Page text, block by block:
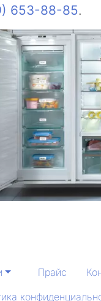
653-88-85.
Прайс